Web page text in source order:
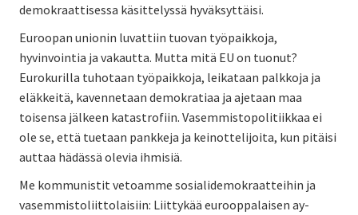
demokraattisessa käsittelyssä hyväksyttäisi.
Euroopan unionin luvattiin tuovan työpaikkoja,
hyvinvointia ja vakautta. Mutta mitä EU on tuonut?
Eurokurilla tuhotaan työpaikkoja, leikataan palkkoja ja
eläkkeitä, kavennetaan demokratiaa ja ajetaan maa
toisensa jälkeen katastrofiin. Vasemmistopolitiikkaa ei
ole se, että tuetaan pankkeja ja keinottelijoita, kun pitäisi
auttaa hädässä olevia ihmisiä.
Me kommunistit vetoamme sosialidemokraatteihin ja
vasemmistoliittolaisiin: Liittykää eurooppalaisen ay-